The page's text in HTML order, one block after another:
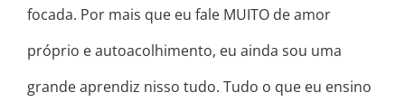
focada. Por mais que eu fale MUITO de amor
próprio e autoacolhimento, eu ainda sou uma
grande aprendiz nisso tudo. Tudo o que eu ensino